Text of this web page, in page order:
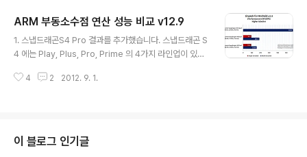
그래프 분할. 스냅드래곤S4 쿼드가 200 가까이 찍어주니
결과낮은 애들은 잘 표시도 안 됩니다. 3. 데이터가 많아지
니까 T30, T30L 은 어느 정도 비슷하게 맞아가는데, 데
곤S4 쿼드코어 효율이 2.72 결과끼리 조합해서 최대한 좋
ARM 부동소수점 연산 성능 비교 v12.9
1. 스냅드래곤S4 Pro 결과를 추가했습니다. 스냅드래곤 S
4 에는 Play, Plus, Pro, Prime 의 4가지 라인업이 있고
도 듀얼코어, 쿼드코어가 혼재되어 있기때문에 스냅드래곤
로면 2배 정도 나와야하는데 말이지요. 이론적 최대치가 2
4GFLOPS 라서 무슨 수치가 나와도 이상하지 않다고 볼
4 2 2012. 9. 1.
이 블로그 인기글